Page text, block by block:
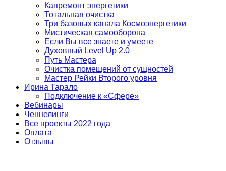
Капремонт энергетики
Тотальная очистка
Три базовых канала Космоэнергетики
Мистическая самооборона
Если Вы все знаете и умеете
Духовный Level Up 2.0
Путь Мастера
Очистка помещений от сущностей
Мастер Рейки Второго уровня
Ирина Тарало
Подключение к «Сфере»
Вебинары
Ченнелинги
Все проекты 2022 года
Оплата
Отзывы